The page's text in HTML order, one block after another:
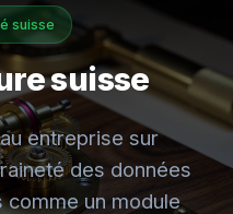
suisse
suisse
entreprise sur
des données
un module